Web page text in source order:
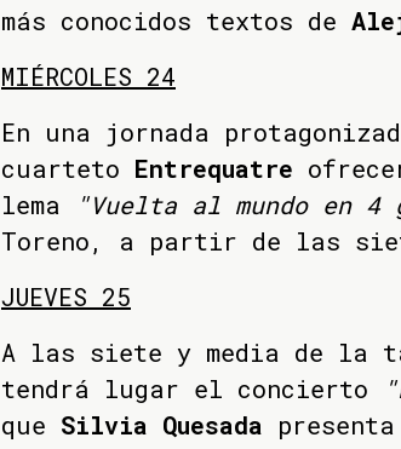
más conocidos textos de
MIÉRCOLES 24
En una jornada
cuarteto Entrequatre
lema "Vuelta al mundo en
Toreno, a partir de las
JUEVES 25
A las siete y media de la
tendrá lugar el concierto
que Silvia Quesada